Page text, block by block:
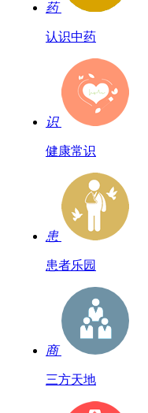
药
认识中药
识
健康常识
患
患者乐园
商
三方天地